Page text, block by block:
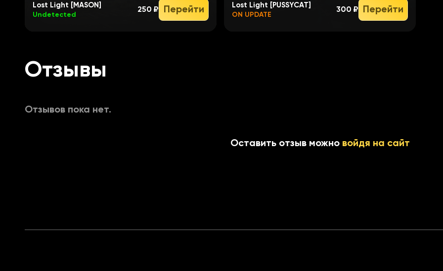
Lost Light [MASON]
Undetected
250 ₽ Перейти Lost Light [PUSSYCAT]
ON UPDATE
300 ₽ Перейти
Отзывы
Отзывов пока нет.
Оставить отзыв можно войдя на сайт